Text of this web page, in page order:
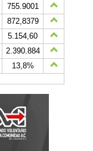
755.9001
872,8379
5.154,60
2.390.884
13,8%